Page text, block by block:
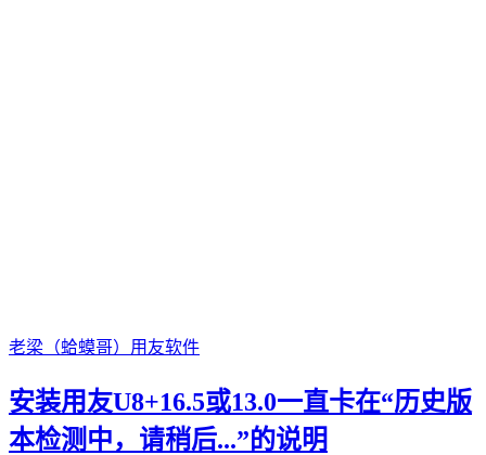
老梁（蛤蟆哥） 用友软件
安装用友U8+16.5或13.0一直卡在“历史版
本检测中，请稍后...”的说明